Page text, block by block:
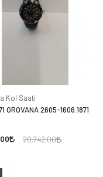
Kol Saati
GROVANA 2605-1606.1871
20.742,00